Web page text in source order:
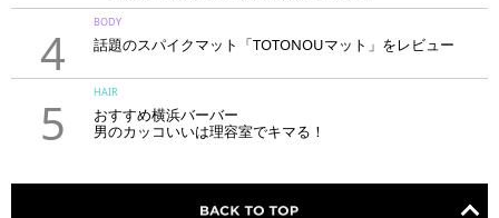
4
BODY
話題のスパイクマット「TOTONOUマット」をレビュー
5
HAIR
おすすめ横浜バーバー
男のカッコいいは理容室でキマる！